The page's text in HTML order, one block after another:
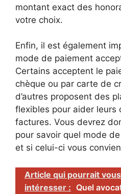
montant exact des
votre choix.
Enfin, il est également
mode de paiement
Certains acceptent le
chèque ou par carte de
d’autres proposent des
flexibles pour aider leurs
factures. Vous devrez
pour savoir quel mode
et si celui-ci vous
Article qui pourrait vous
intéresser : Quel